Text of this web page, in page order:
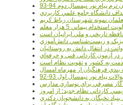
پیام نور نیمسال دوم 94-93
دانشگاه جامع علمي کاربردي
نمونه شهرستان رباط کريم
استخدام پيماني 5 هزار معلم
تاريخي و ملي ايرانيان است
فيزيک و زيست‌شناسي دانش‌آموزي
در انتقال دانش به روستائيان
به کشور و تقويت نظام است
بندي فرهنگيان از مهرماه امسال
پیام نور نیمسال اول 93-92
کارداني نظام جديد؛ از امروز
نخبگان به دانشجويان دکتري